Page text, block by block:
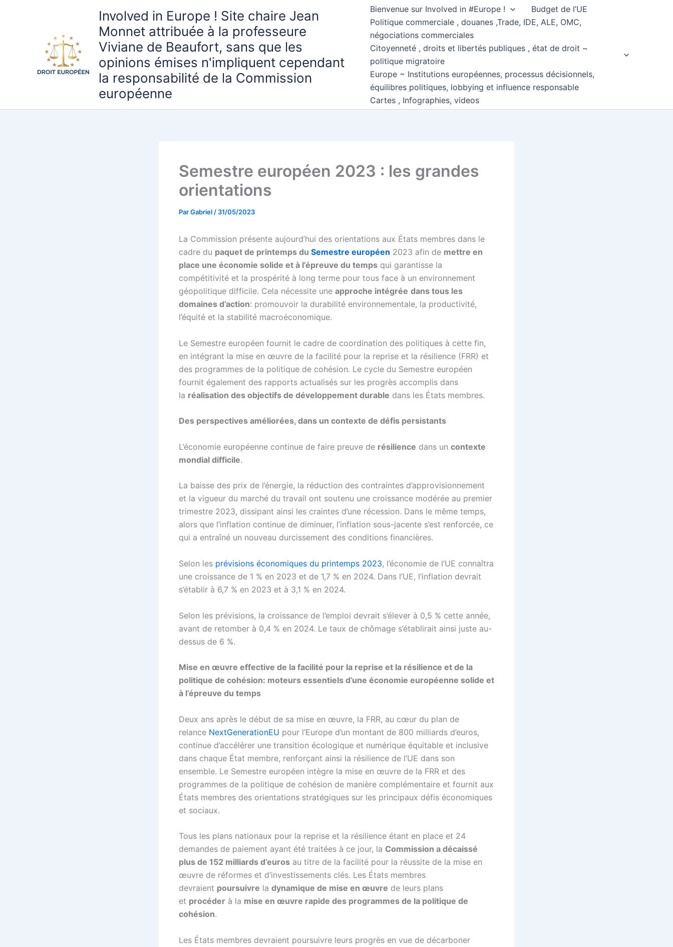
Involved in Europe ! Site chaire Jean
Monnet attribuée à la professeure
Viviane de Beaufort, sans que les
opinions émises n'impliquent cependant
la responsabilité de la Commission
européenne
Bienvenue sur Involved in #Europe !
Budget de l’UE
Politique commerciale , douanes ,Trade, IDE, ALE, OMC,
négociations commerciales
Citoyenneté , droits et libertés publiques , état de droit ~
politique migratoire
Europe ~ Institutions européennes, processus décisionnels,
équilibres politiques, lobbying et influence responsable
Cartes , Infographies, videos
Semestre européen 2023 : les grandes
orientations
ParGabriel / 31/05/2023
La Commission présente aujourd’hui des orientations aux États membres dans le
cadre du paquet de printemps du Semestre européen 2023 afin de mettre en
place une économie solide et à l’épreuve du temps qui garantisse la
compétitivité et la prospérité à long terme pour tous face à un environnement
géopolitique difficile. Cela nécessite une approche intégrée dans tous les
domaines d’action: promouvoir la durabilité environnementale, la productivité,
l’équité et la stabilité macroéconomique.
Le Semestre européen fournit le cadre de coordination des politiques à cette fin,
en intégrant la mise en œuvre de la facilité pour la reprise et la résilience (FRR) et
des programmes de la politique de cohésion. Le cycle du Semestre européen
fournit également des rapports actualisés sur les progrès accomplis dans
la réalisation des objectifs de développement durable dans les États membres.
Des perspectives améliorées, dans un contexte de défis persistants
L’économie européenne continue de faire preuve de résilience dans un contexte
mondial difficile.
La baisse des prix de l’énergie, la réduction des contraintes d’approvisionnement
et la vigueur du marché du travail ont soutenu une croissance modérée au premier
trimestre 2023, dissipant ainsi les craintes d’une récession. Dans le même temps,
alors que l’inflation continue de diminuer, l’inflation sous-jacente s’est renforcée, ce
qui a entraîné un nouveau durcissement des conditions financières.
Selon les prévisions économiques du printemps 2023, l’économie de l’UE connaîtra
une croissance de 1 % en 2023 et de 1,7 % en 2024. Dans l’UE, l’inflation devrait
s’établir à 6,7 % en 2023 et à 3,1 % en 2024.
Selon les prévisions, la croissance de l’emploi devrait s’élever à 0,5 % cette année,
avant de retomber à 0,4 % en 2024. Le taux de chômage s’établirait ainsi juste au-
dessus de 6 %.
Mise en œuvre effective de la facilité pour la reprise et la résilience et de la
politique de cohésion: moteurs essentiels d’une économie européenne solide et
à l’épreuve du temps
Deux ans après le début de sa mise en œuvre, la FRR, au cœur du plan de
relance NextGenerationEU pour l’Europe d’un montant de 800 milliards d’euros,
continue d’accélérer une transition écologique et numérique équitable et inclusive
dans chaque État membre, renforçant ainsi la résilience de l’UE dans son
ensemble. Le Semestre européen intègre la mise en œuvre de la FRR et des
programmes de la politique de cohésion de manière complémentaire et fournit aux
États membres des orientations stratégiques sur les principaux défis économiques
et sociaux.
Tous les plans nationaux pour la reprise et la résilience étant en place et 24
demandes de paiement ayant été traitées à ce jour, la Commission a décaissé
plus de 152 milliards d’euros au titre de la facilité pour la réussite de la mise en
œuvre de réformes et d’investissements clés. Les États membres
devraient poursuivre la dynamique de mise en œuvre de leurs plans
et procéder à la mise en œuvre rapide des programmes de la politique de
cohésion.
Les États membres devraient poursuivre leurs progrès en vue de décarboner